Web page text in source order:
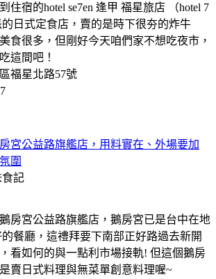
住宿的hotel se7en 逢甲 福星旅店 （hotel 7
日式定食店，賣的是時下很夯的炸牛
食很多，但剛好今天咱們家不想吃夜市，
這間吧！
福星北路57號
宮公益路旗艦店，用料實在、外場要加
圍
記
房宮公益路旗艦店，鵝房宮已是台中在地
餐廳，這禮拜要下南部正好路過去新開
看如何的與一點利市場接軌! 但這個鵝房
賣日式料理與無菜單創意料理喔~